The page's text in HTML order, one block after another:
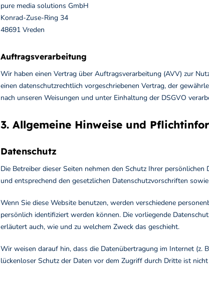
pure media solutions GmbH
Konrad-Zuse-Ring 34
48691 Vreden
Auftragsverarbeitung
Wir haben einen Vertrag über Auftragsverarbeitung (AVV) zur
einen datenschutzrechtlich vorgeschriebenen Vertrag, der
nach unseren Weisungen und unter Einhaltung der DSGVO
3. Allgemeine Hinweise und
Datenschutz
Die Betreiber dieser Seiten nehmen den Schutz Ihrer
und entsprechend den gesetzlichen Datenschutzvorschriften
Wenn Sie diese Website benutzen, werden verschiedene
persönlich identifiziert werden können. Die vorliegende
erläutert auch, wie und zu welchem Zweck das geschieht.
Wir weisen darauf hin, dass die Datenübertragung im Internet (z.
lückenloser Schutz der Daten vor dem Zugriff durch Dritte ist